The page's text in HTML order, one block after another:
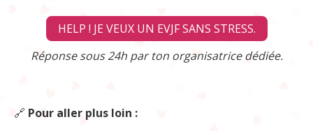
HELP ! JE VEUX UN EVJF SANS STRESS.
Réponse sous 24h par ton organisatrice dédiée.
🔗 Pour aller plus loin :